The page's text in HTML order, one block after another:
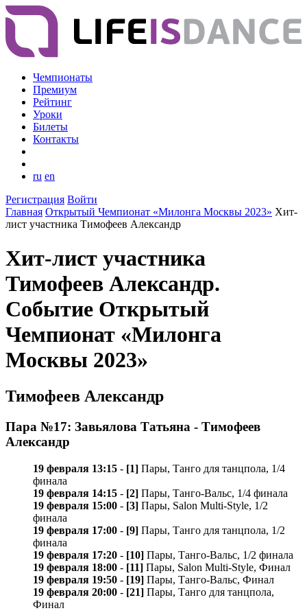
Чемпионаты
Премиум
Рейтинг
Уроки
Билеты
Контакты
ru en
Регистрация Войти
Главная Открытый Чемпионат «Милонга Москвы 2023» Хит-
лист участника Тимофеев Александр
Хит-лист участника
Тимофеев Александр.
Событие Открытый
Чемпионат «Милонга
Москвы 2023»
Тимофеев Александр
Пара №17: Завьялова Татьяна - Тимофеев
Александр
19 февраля 13:15 - [1] Пары, Танго для танцпола, 1/4
финала
19 февраля 14:15 - [2] Пары, Танго-Вальс, 1/4 финала
19 февраля 15:00 - [3] Пары, Salon Multi-Style, 1/2
финала
19 февраля 17:00 - [9] Пары, Танго для танцпола, 1/2
финала
19 февраля 17:20 - [10] Пары, Танго-Вальс, 1/2 финала
19 февраля 18:00 - [11] Пары, Salon Multi-Style, Финал
19 февраля 19:50 - [19] Пары, Танго-Вальс, Финал
19 февраля 20:00 - [21] Пары, Танго для танцпола,
Финал